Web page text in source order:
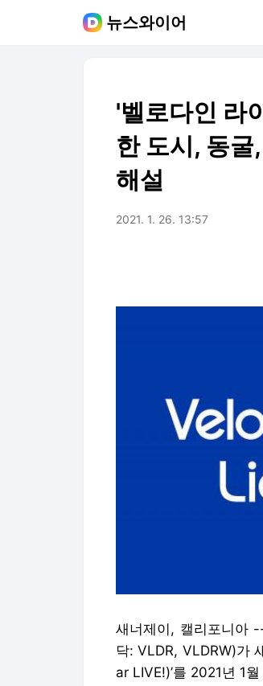
뉴스와이어
'벨로다인 라
한 도시, 동
해설
2021. 1. 26. 13:57
새너제이, 캘리포니아
닥: VLDR, VLDRW)가
ar LIVE!)’를 2021년 1